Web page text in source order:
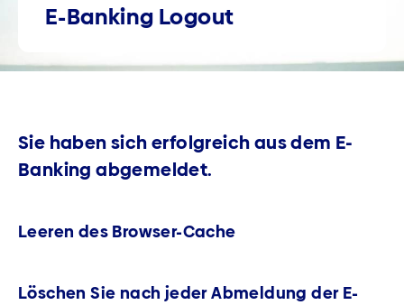
E-Banking Logout
Sie haben sich erfolgreich aus dem E-
Banking abgemeldet.
Leeren des Browser-Cache
Löschen Sie nach jeder Abmeldung der E-